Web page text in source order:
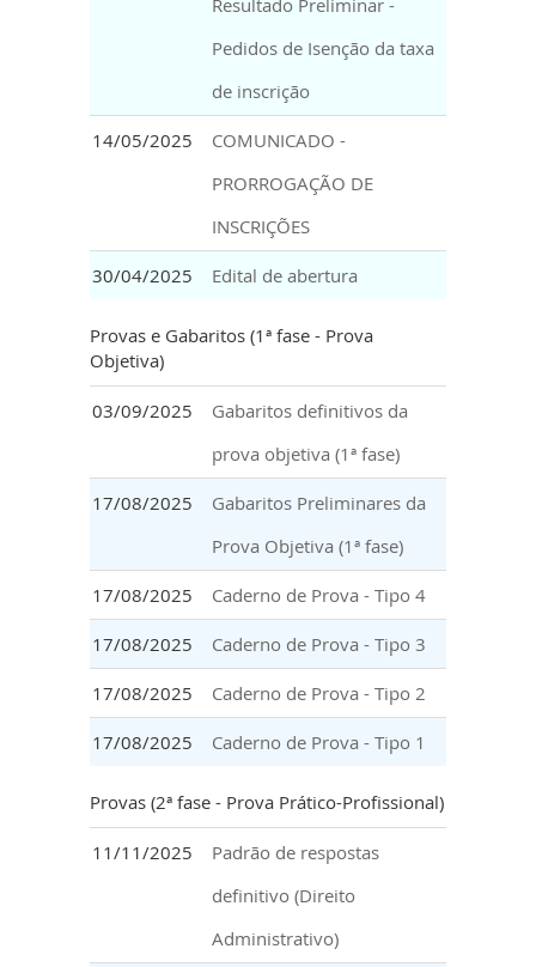
Resultado Preliminar -
Pedidos de Isenção da taxa
de inscrição
14/05/2025
COMUNICADO -
PRORROGAÇÃO DE
INSCRIÇÕES
30/04/2025 Edital de abertura
Provas e Gabaritos (1ª fase - Prova
Objetiva)
03/09/2025
Gabaritos definitivos da
prova objetiva (1ª fase)
17/08/2025
Gabaritos Preliminares da
Prova Objetiva (1ª fase)
17/08/2025 Caderno de Prova - Tipo 4
17/08/2025 Caderno de Prova - Tipo 3
17/08/2025 Caderno de Prova - Tipo 2
17/08/2025 Caderno de Prova - Tipo 1
Provas (2ª fase - Prova Prático-Profissional)
11/11/2025
Padrão de respostas
definitivo (Direito
Administrativo)